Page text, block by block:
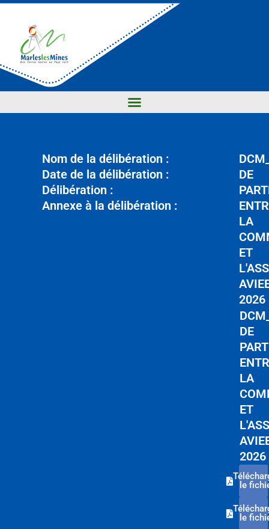
Nom de la délibération :
Date de la délibération :
Délibération :
Annexe à la délibération :
DE
LA
ET
2026
DE
LA
ET
2026
le
le